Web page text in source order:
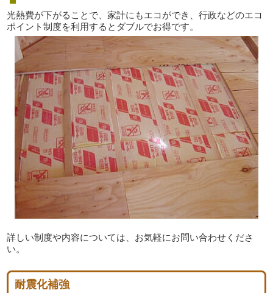
光熱費が下がることで、家計にもエコができ、行政などのエコ
ポイント制度を利用するとダブルでお得です。
詳しい制度や内容については、お気軽にお問い合わせくださ
い。
耐震化補強